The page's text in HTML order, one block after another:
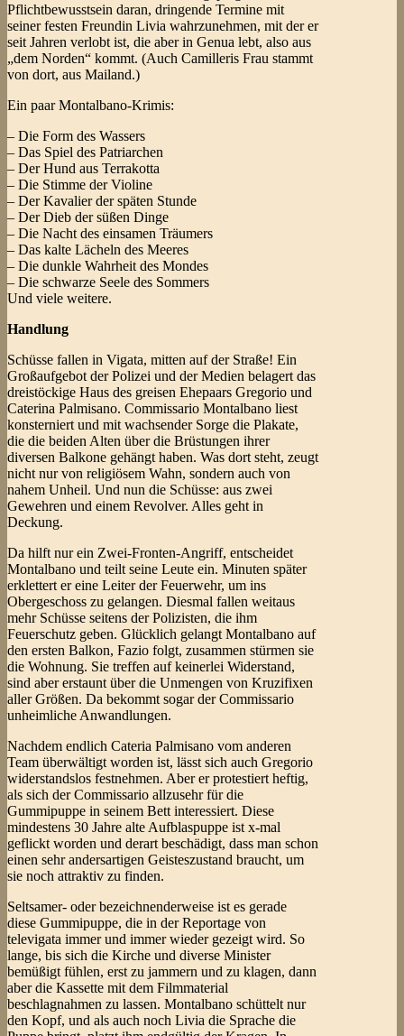
Pflichtbewusstsein daran, dringende Termine mit
seiner festen Freundin Livia wahrzunehmen, mit der er
seit Jahren verlobt ist, die aber in Genua lebt, also aus
„dem Norden“ kommt. (Auch Camilleris Frau stammt
von dort, aus Mailand.)
Ein paar Montalbano-Krimis:
– Die Form des Wassers
– Das Spiel des Patriarchen
– Der Hund aus Terrakotta
– Die Stimme der Violine
– Der Kavalier der späten Stunde
– Der Dieb der süßen Dinge
– Die Nacht des einsamen Träumers
– Das kalte Lächeln des Meeres
– Die dunkle Wahrheit des Mondes
– Die schwarze Seele des Sommers
Und viele weitere.
Handlung
Schüsse fallen in Vigata, mitten auf der Straße! Ein
Großaufgebot der Polizei und der Medien belagert das
dreistöckige Haus des greisen Ehepaars Gregorio und
Caterina Palmisano. Commissario Montalbano liest
konsterniert und mit wachsender Sorge die Plakate,
die die beiden Alten über die Brüstungen ihrer
diversen Balkone gehängt haben. Was dort steht, zeugt
nicht nur von religiösem Wahn, sondern auch von
nahem Unheil. Und nun die Schüsse: aus zwei
Gewehren und einem Revolver. Alles geht in
Deckung.
Da hilft nur ein Zwei-Fronten-Angriff, entscheidet
Montalbano und teilt seine Leute ein. Minuten später
erklettert er eine Leiter der Feuerwehr, um ins
Obergeschoss zu gelangen. Diesmal fallen weitaus
mehr Schüsse seitens der Polizisten, die ihm
Feuerschutz geben. Glücklich gelangt Montalbano auf
den ersten Balkon, Fazio folgt, zusammen stürmen sie
die Wohnung. Sie treffen auf keinerlei Widerstand,
sind aber erstaunt über die Unmengen von Kruzifixen
aller Größen. Da bekommt sogar der Commissario
unheimliche Anwandlungen.
Nachdem endlich Cateria Palmisano vom anderen
Team überwältigt worden ist, lässt sich auch Gregorio
widerstandslos festnehmen. Aber er protestiert heftig,
als sich der Commissario allzusehr für die
Gummipuppe in seinem Bett interessiert. Diese
mindestens 30 Jahre alte Aufblaspuppe ist x-mal
geflickt worden und derart beschädigt, dass man schon
einen sehr andersartigen Geisteszustand braucht, um
sie noch attraktiv zu finden.
Seltsamer- oder bezeichnenderweise ist es gerade
diese Gummipuppe, die in der Reportage von
televigata immer und immer wieder gezeigt wird. So
lange, bis sich die Kirche und diverse Minister
bemüßigt fühlen, erst zu jammern und zu klagen, dann
aber die Kassette mit dem Filmmaterial
beschlagnahmen zu lassen. Montalbano schüttelt nur
den Kopf, und als auch noch Livia die Sprache die